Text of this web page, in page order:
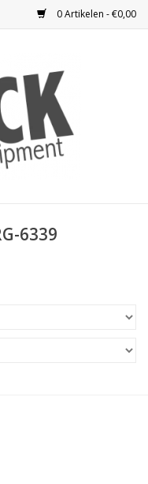
0 Artikelen - €0,00
6339